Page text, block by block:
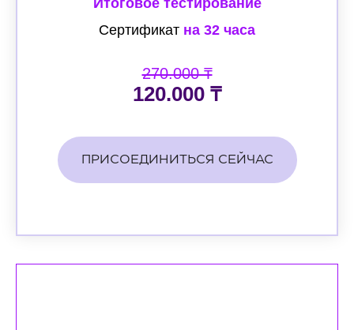
Сертификат на 32 часа
270.000 ₸
120.000 ₸
ПРИСОЕДИНИТЬСЯ СЕЙЧАС